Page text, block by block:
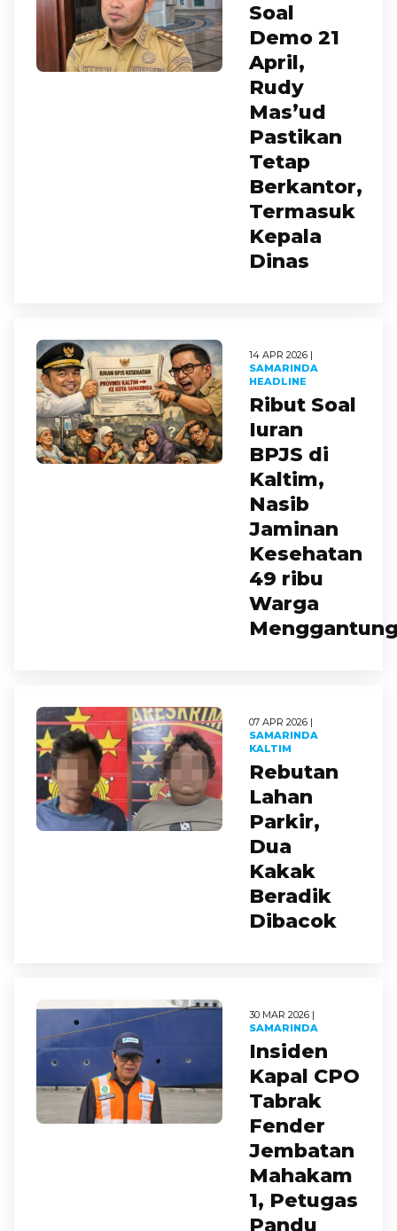
Soal
Demo 21
April,
Rudy
Mas’ud
Pastikan
Tetap
Berkantor,
Termasuk
Kepala
Dinas
14 APR 2026 |
SAMARINDA
HEADLINE
Ribut Soal
Iuran
BPJS di
Kaltim,
Nasib
Jaminan
Kesehatan
49 ribu
Warga
07 APR 2026 |
SAMARINDA
KALTIM
Rebutan
Lahan
Parkir,
Dua
Kakak
Beradik
Dibacok
30 MAR 2026 |
SAMARINDA
Insiden
Kapal CPO
Tabrak
Fender
Jembatan
Mahakam
1, Petugas
Pandu